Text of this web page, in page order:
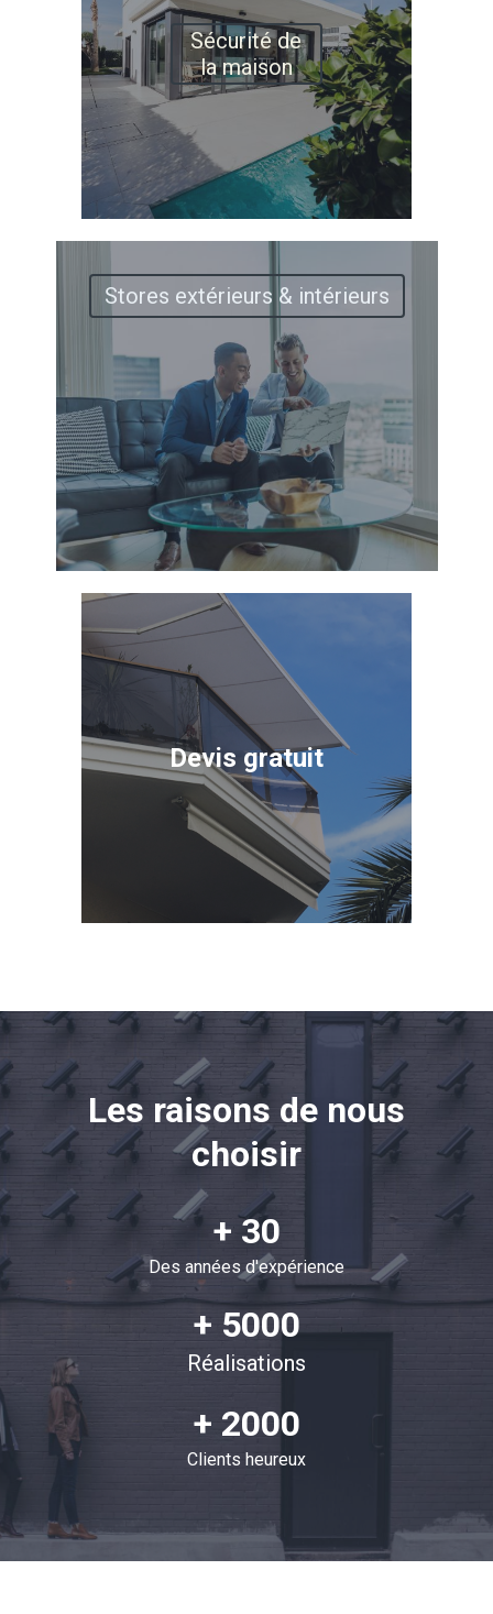
Sécurité de
la maison
Stores extérieurs & intérieurs
Devis gratuit
Les raisons de nous
choisir
+ 30
Des années d'expérience
+ 5000
Réalisations
+ 2000
Clients heureux